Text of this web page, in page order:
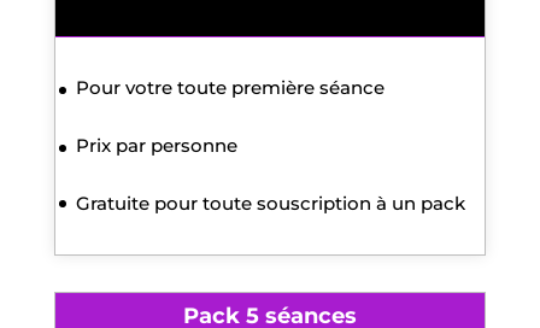
Pour votre toute première séance
Prix par personne
Gratuite pour toute souscription à un pack
Pack 5 séances